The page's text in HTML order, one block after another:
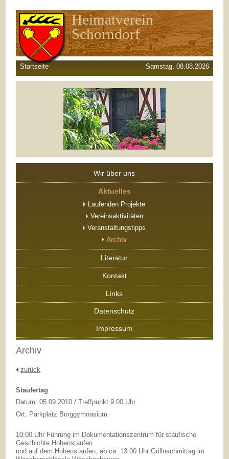
Heimatverein
Schorndorf
Startseite Samstag, 08.08.2026
Wir über uns
Aktuelles
Laufenden Projekte
Vereinsaktivitäten
Veranstaltungstipps
Archiv
Literatur
Kontakt
Links
Datenschutz
Impressum
Archiv
zurück
Staufertag
Datum: 05.09.2010 / Treffpunkt 9.00 Uhr
Ort: Parkplatz Burggymnasium
10:00 Uhr Führung im Dokumentationszentrum für staufische
Geschichte Hohenstaufen
und auf dem Hohenstaufen, ab ca. 13.00 Uhr Grillnachmittag im